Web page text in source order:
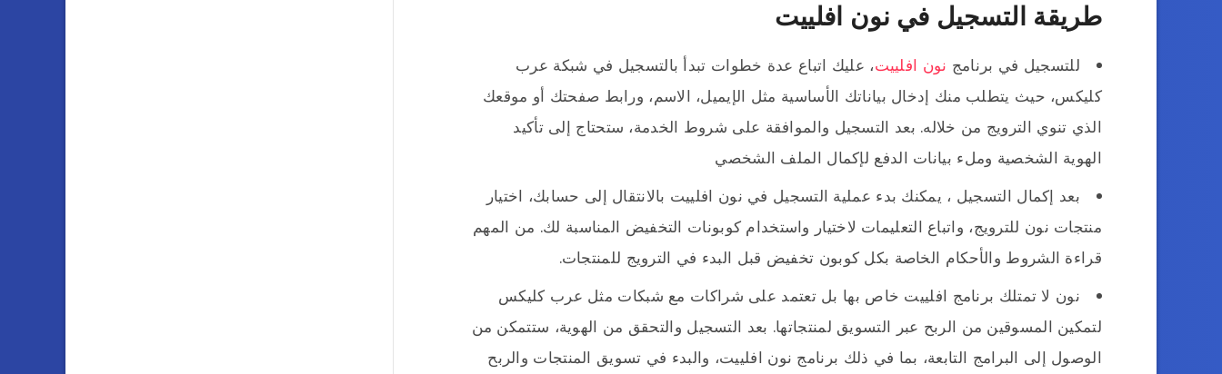
طريقة التسجيل في نون افلييت
للتسجيل في برنامج نون افلييت، عليك اتباع عدة خطوات تبدأ بالتسجيل في شبكة عرب
كليكس، حيث يتطلب منك إدخال بياناتك الأساسية مثل الإيميل، الاسم، ورابط صفحتك أو موقعك
الذي تنوي الترويج من خلاله. بعد التسجيل والموافقة على شروط الخدمة، ستحتاج إلى تأكيد
الهوية الشخصية وملء بيانات الدفع لإكمال الملف الشخصي
بعد إكمال التسجيل ، يمكنك بدء عملية التسجيل في نون افلييت بالانتقال إلى حسابك، اختيار
منتجات نون للترويج، واتباع التعليمات لاختيار واستخدام كوبونات التخفيض المناسبة لك. من المهم
قراءة الشروط والأحكام الخاصة بكل كوبون تخفيض قبل البدء في الترويج للمنتجات.
نون لا تمتلك برنامج افلييت خاص بها بل تعتمد على شراكات مع شبكات مثل عرب كليكس
لتمكين المسوقين من الربح عبر التسويق لمنتجاتها. بعد التسجيل والتحقق من الهوية، ستتمكن من
الوصول إلى البرامج التابعة، بما في ذلك برنامج نون افلييت، والبدء في تسويق المنتجات والربح